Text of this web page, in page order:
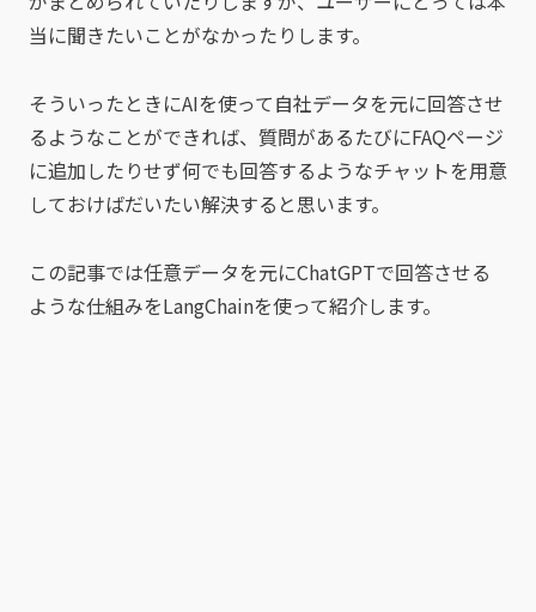
当に聞きたいことがなかったりします。
そういったときにAIを使って自社データを元に回答させ
るようなことができれば、質問があるたびにFAQページ
に追加したりせず何でも回答するようなチャットを用意
しておけばだいたい解決すると思います。
この記事では任意データを元にChatGPTで回答させる
ような仕組みをLangChainを使って紹介します。